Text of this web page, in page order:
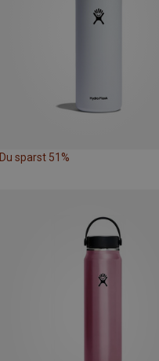
Du sparst 51%